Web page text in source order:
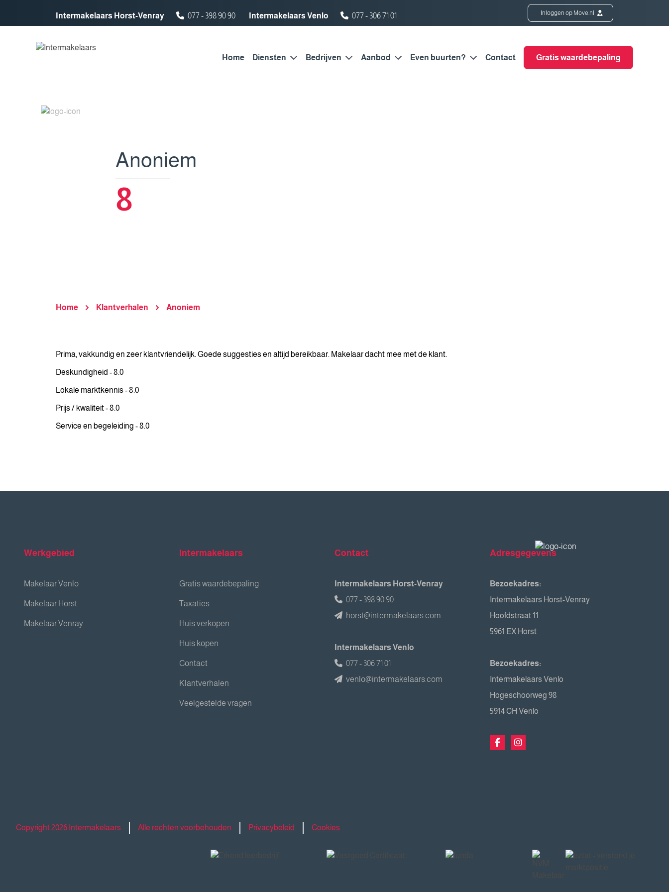
Intermakelaars Horst-Venray
077 - 398 90 90 Intermakelaars Venlo 077 - 306 71 01 Inloggen op Move.nl
Home Diensten Bedrijven Aanbod Even buurten? Contact Gratis waardebepaling
Anoniem
8
Home Klantverhalen Anoniem
Prima, vakkundig en zeer klantvriendelijk. Goede suggesties en altijd bereikbaar. Makelaar dacht mee met de klant.
Deskundigheid - 8.0
Lokale marktkennis - 8.0
Prijs / kwaliteit - 8.0
Service en begeleiding - 8.0
Werkgebied
Makelaar Venlo
Makelaar Horst
Makelaar Venray
Intermakelaars
Gratis waardebepaling
Taxaties
Huis verkopen
Huis kopen
Contact
Klantverhalen
Veelgestelde vragen
Contact
Intermakelaars Horst-Venray
077 - 398 90 90
horst@intermakelaars.com
Intermakelaars Venlo
077 - 306 71 01
venlo@intermakelaars.com
Adresgegevens
Bezoekadres:
Intermakelaars Horst-Venray
Hoofdstraat 11
5961 EX Horst
Bezoekadres:
Intermakelaars Venlo
Hogeschoorweg 98
5914 CH Venlo
Copyright 2026 Intermakelaars Alle rechten voorbehouden Privacybeleid Cookies